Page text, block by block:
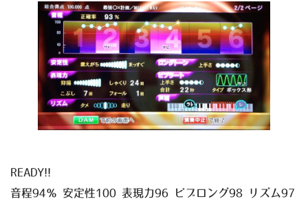
READY!!
音程94％ 安定性100 表現力96 ビブロング98 リズム97